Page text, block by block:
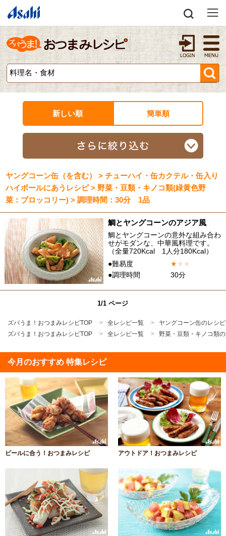
新しい順 簡単順
ヤングコーン缶（を含む） > チューハイ・缶カクテル・缶入り
ハイボールにあうレシピ > 野菜・豆類・キノコ類(緑黄色野
菜：ブロッコリー) > 調理時間：30分 1品
鯛とヤングコーンのアジア風
鯛とヤングコーンの意外な組み合わ
せがモダンな、中華風料理です。
（全量720Kcal 1人分180Kcal）
●難易度
★★ ★
●調理時間
30分
1/1 ページ
ズバうま！おつまみレシピTOP 全レシピ一覧
ヤングコーン缶のレシ
ズバうま！おつまみレシピTOP
全レシピ一覧 野菜・豆類・キノコ類
今月のおすすめ 特集レシピ
ビールに合う！おつまみレシピ アウトドア！おつまみレシピ